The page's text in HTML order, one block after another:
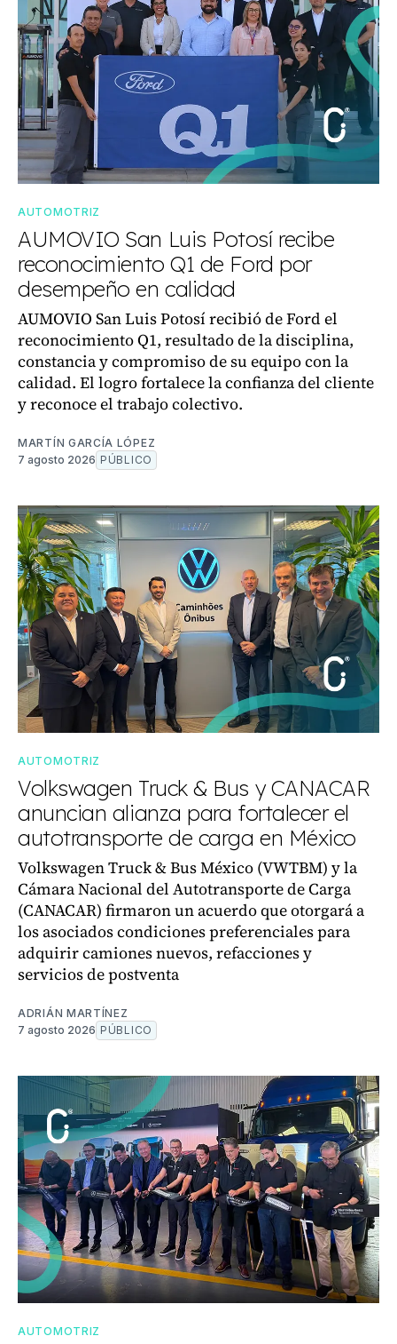
AUTOMOTRIZ
AUMOVIO San Luis Potosí recibe
reconocimiento Q1 de Ford por
desempeño en calidad
AUMOVIO San Luis Potosí recibió de Ford el
reconocimiento Q1, resultado de la disciplina,
constancia y compromiso de su equipo con la
calidad. El logro fortalece la confianza del cliente
y reconoce el trabajo colectivo.
MARTÍN GARCÍA LÓPEZ
7 agosto 2026 PÚBLICO
AUTOMOTRIZ
Volkswagen Truck & Bus y CANACAR
anuncian alianza para fortalecer el
autotransporte de carga en México
Volkswagen Truck & Bus México (VWTBM) y la
Cámara Nacional del Autotransporte de Carga
(CANACAR) firmaron un acuerdo que otorgará a
los asociados condiciones preferenciales para
adquirir camiones nuevos, refacciones y
servicios de postventa
ADRIÁN MARTÍNEZ
7 agosto 2026 PÚBLICO
AUTOMOTRIZ